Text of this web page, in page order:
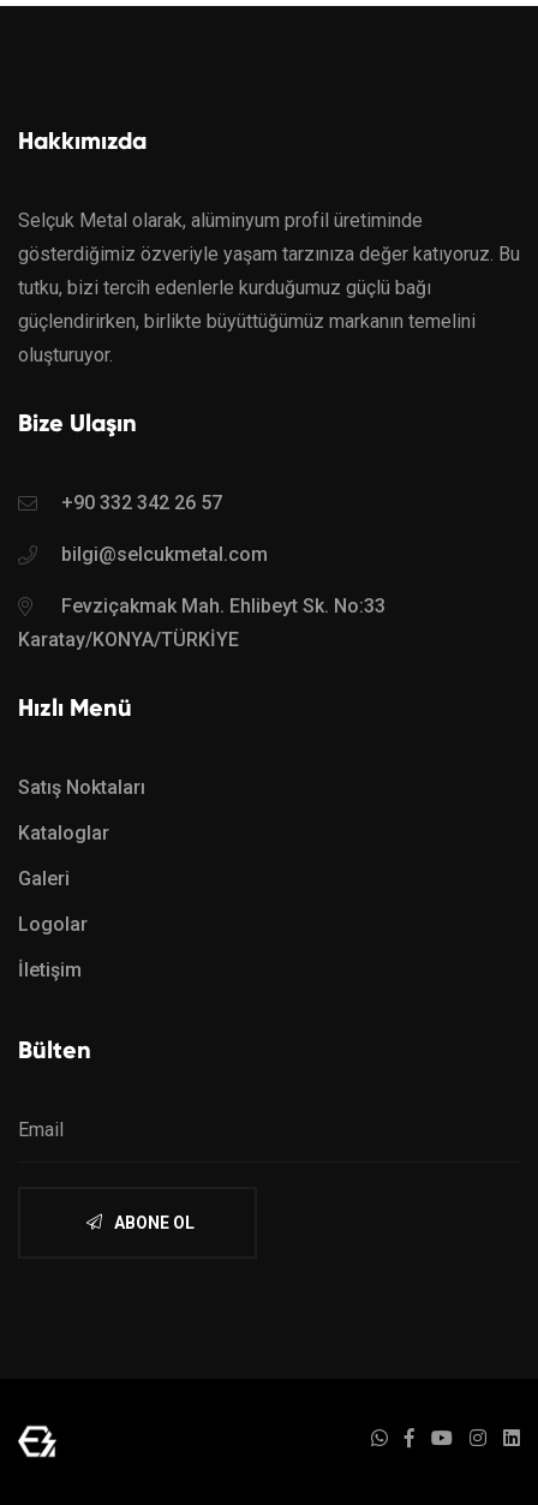
Hakkımızda
Selçuk Metal olarak, alüminyum profil üretiminde
gösterdiğimiz özveriyle yaşam tarzınıza değer katıyoruz. Bu
tutku, bizi tercih edenlerle kurduğumuz güçlü bağı
güçlendirirken, birlikte büyüttüğümüz markanın temelini
oluşturuyor.
Bize Ulaşın
+90 332 342 26 57
bilgi@selcukmetal.com
Fevziçakmak Mah. Ehlibeyt Sk. No:33
Karatay/KONYA/TÜRKİYE
Hızlı Menü
Satış Noktaları
Kataloglar
Galeri
Logolar
İletişim
Bülten
ABONE OL